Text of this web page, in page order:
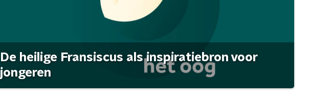
De heilige Fransiscus als inspiratiebron voor
jongeren